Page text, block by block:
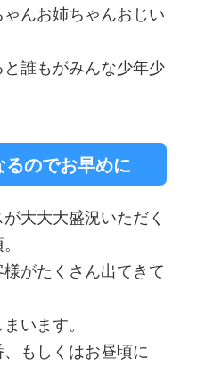
んお姉ちゃんおじい
誰もがみんな少年少
のでお早めに
大大大盛況いただく
がたくさん出てきて
います。
もしくはお昼頃に